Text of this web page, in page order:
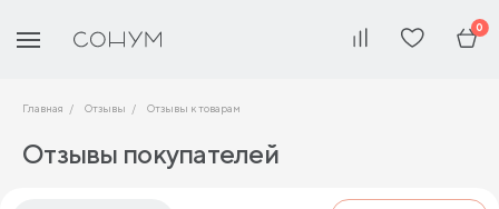
0
Главная Отзывы Отзывы к товарам
Отзывы покупателей